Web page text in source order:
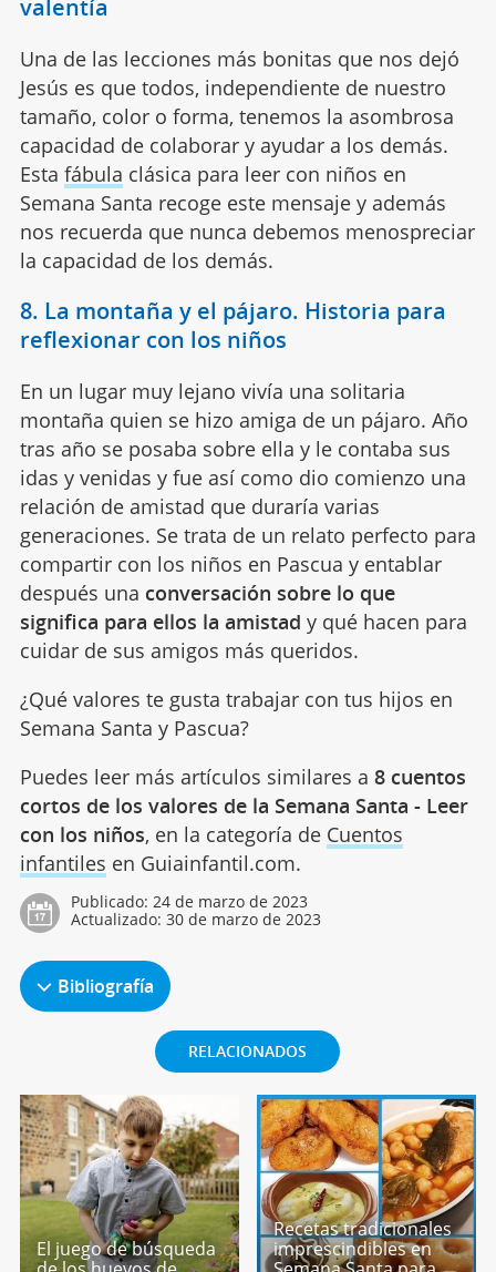
valentía
Una de las lecciones más bonitas que nos dejó
Jesús es que todos, independiente de nuestro
tamaño, color o forma, tenemos la asombrosa
capacidad de colaborar y ayudar a los demás.
Esta fábula clásica para leer con niños en
Semana Santa recoge este mensaje y además
nos recuerda que nunca debemos menospreciar
la capacidad de los demás.
8. La montaña y el pájaro. Historia para
reflexionar con los niños
En un lugar muy lejano vivía una solitaria
montaña quien se hizo amiga de un pájaro. Año
tras año se posaba sobre ella y le contaba sus
idas y venidas y fue así como dio comienzo una
relación de amistad que duraría varias
generaciones. Se trata de un relato perfecto para
compartir con los niños en Pascua y entablar
después una conversación sobre lo que
significa para ellos la amistad y qué hacen para
cuidar de sus amigos más queridos.
¿Qué valores te gusta trabajar con tus hijos en
Semana Santa y Pascua?
Puedes leer más artículos similares a 8 cuentos
cortos de los valores de la Semana Santa - Leer
con los niños, en la categoría de Cuentos
infantiles en Guiainfantil.com.
Publicado: 24 de marzo de 2023
Actualizado: 30 de marzo de 2023
Bibliografía
RELACIONADOS
El juego de búsqueda
Recetas tradicionales
imprescindibles en